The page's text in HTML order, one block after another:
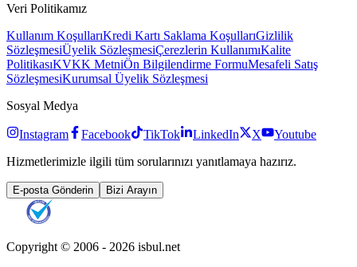
Veri Politikamız
Kullanım KoşullarıKredi Kartı Saklama KoşullarıGizlilik
SözleşmesiÜyelik SözleşmesiÇerezlerin KullanımıKalite
PolitikasıKVKK MetniÖn Bilgilendirme FormuMesafeli Satış
SözleşmesiKurumsal Üyelik Sözleşmesi
Sosyal Medya
Instagram Facebook TikTok LinkedIn X
Youtube
Hizmetlerimizle ilgili tüm sorularınızı yanıtlamaya hazırız.
E-posta Gönderin Bizi Arayın
Copyright © 2006 - 2026 isbul.net